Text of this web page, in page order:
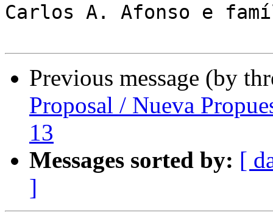
Carlos A. Afonso e
Previous message (by
Proposal / Nueva
13
Messages sorted by: [
]